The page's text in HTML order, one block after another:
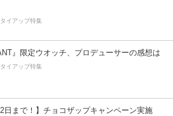
イアップ特集
』限定ウオッチ、プロデューサーの感想は
イアップ特集
日まで！】チョコザップキャンペーン実施